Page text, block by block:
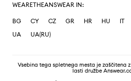
WEARETHEANSWEAR IN:
BG CY CZ GR HR HU IT
UA
UA(RU)
Vsebina tega spletnega mesta je zaščitena
lasti družbe